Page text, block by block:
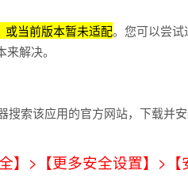
或当前版本暂未适配。您可以尝试
解决。
搜索该应用的官方网站，下载并
】>【更多安全设置】>【